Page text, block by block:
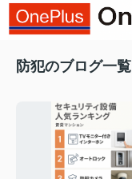
防犯のブログ一覧